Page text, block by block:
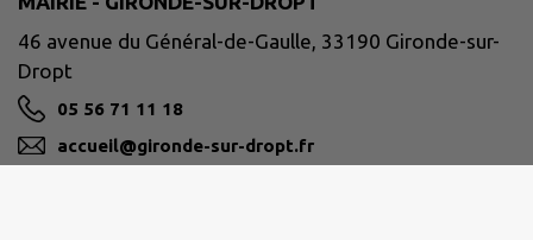
46 avenue du Général-de-Gaulle, 33190 Gironde-sur-
Dropt
05 56 71 11 18
accueil@gironde-sur-dropt.fr